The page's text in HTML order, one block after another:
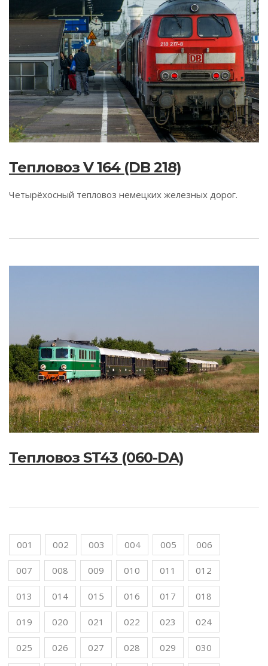
Тепловоз V 164 (DB 218)
Четырёхосный тепловоз немецких железных дорог.
Тепловоз ST43 (060-DA)
001 002 003 004 005 006
007 008 009 010 011 012
013 014 015 016 017 018
019 020 021 022 023 024
025 026 027 028 029 030